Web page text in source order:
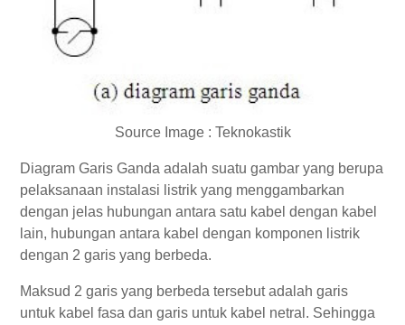
Source Image : Teknokastik
Diagram Garis Ganda adalah suatu gambar yang berupa
pelaksanaan instalasi listrik yang menggambarkan
dengan jelas hubungan antara satu kabel dengan kabel
lain, hubungan antara kabel dengan komponen listrik
dengan 2 garis yang berbeda.
Maksud 2 garis yang berbeda tersebut adalah garis
untuk kabel fasa dan garis untuk kabel netral. Sehingga